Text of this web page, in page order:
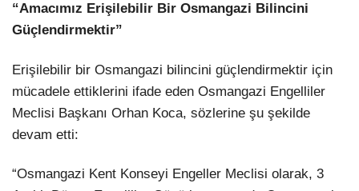
“Amacımız Erişilebilir Bir Osmangazi Bilincini
Güçlendirmektir”
Erişilebilir bir Osmangazi bilincini güçlendirmektir için
mücadele ettiklerini ifade eden Osmangazi Engelliler
Meclisi Başkanı Orhan Koca, sözlerine şu şekilde
devam etti:
“Osmangazi Kent Konseyi Engeller Meclisi olarak, 3